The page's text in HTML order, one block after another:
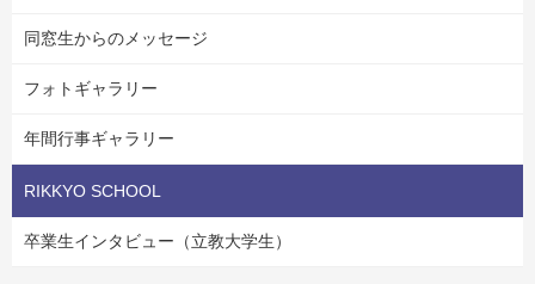
同窓生からのメッセージ
フォトギャラリー
年間行事ギャラリー
RIKKYO SCHOOL
卒業生インタビュー（立教大学生）